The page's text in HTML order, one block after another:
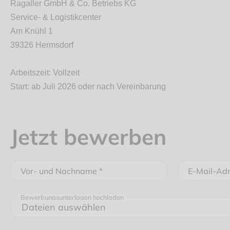
Ragaller GmbH & Co. Betriebs KG
Service- & Logistikcenter
Am Knühl 1
39326 Hermsdorf
Arbeitszeit: Vollzeit
Start: ab Juli 2026 oder nach Vereinbarung
Jetzt bewerben
Vor- und Nachname * E-Mail-
Bewerbungsunterlagen hochladen
Dateien auswählen